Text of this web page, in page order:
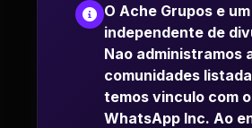
O Ache Grupos e
independente de
Nao administramos
comunidades
temos vinculo com o
WhatsApp Inc. Ao